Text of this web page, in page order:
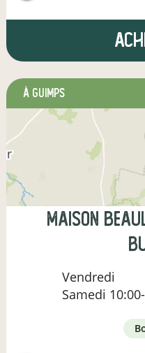
à GUIMPS
Maison
Vendredi
Samedi